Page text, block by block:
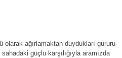
ağırlamaktan duydukları gururu
güçlü karşılığıyla aramızda